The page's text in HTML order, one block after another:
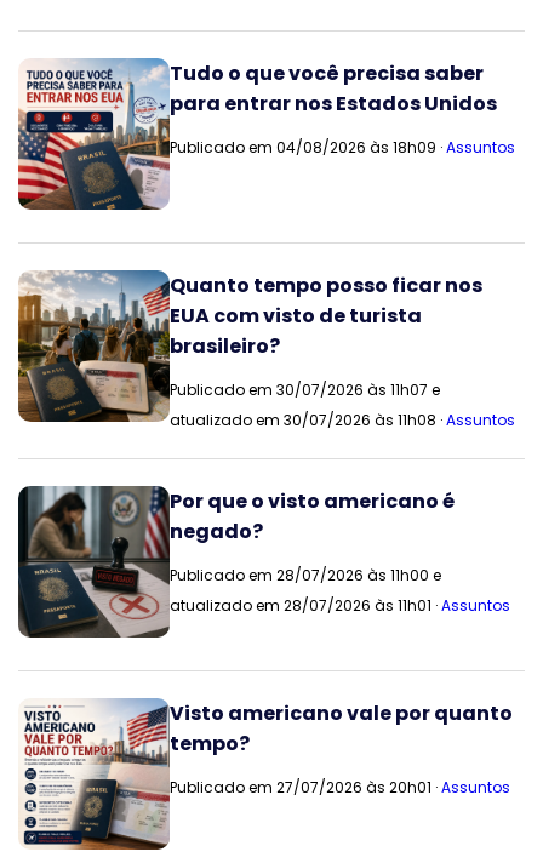
Tudo o que você precisa saber
para entrar nos Estados Unidos
Publicado em 04/08/2026 às 18h09 ·Assuntos
Quanto tempo posso ficar nos
EUA com visto de turista
brasileiro?
Publicado em 30/07/2026 às 11h07 e
atualizado em 30/07/2026 às 11h08 ·Assuntos
Por que o visto americano é
negado?
Publicado em 28/07/2026 às 11h00 e
atualizado em 28/07/2026 às 11h01 ·Assuntos
Visto americano vale por quanto
tempo?
Publicado em 27/07/2026 às 20h01 ·Assuntos